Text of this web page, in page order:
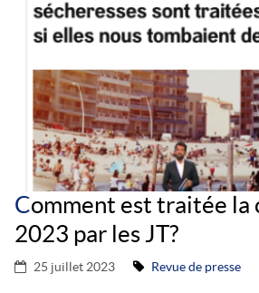
ACTUALITÉS DE
OBSERVATOIRE
SIGNEZ LA
REVUE DE PRESSE
FAIRE UN DON
ADHÉRER
DEVENIR MÉCÈNE
CONTACT
Comment est traitée la
2023 par les JT?
25 juillet 2023 Revue de presse